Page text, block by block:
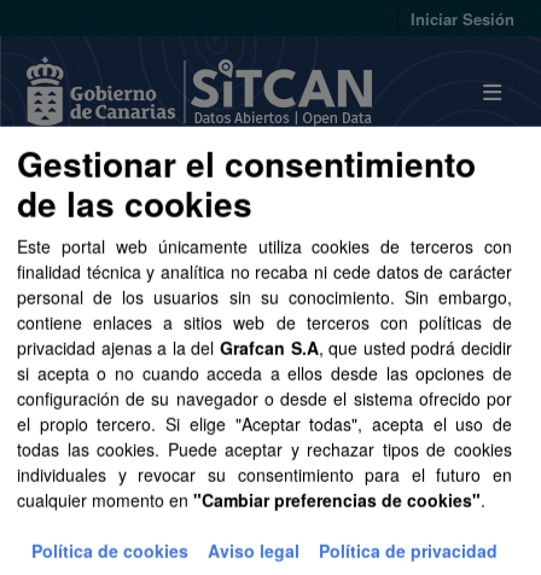
Iniciar Sesión
Conjuntos de datos
Ordenar por
1 conjunto de datos encontrado
Grupos: Sector público
Organizaciones:
SVG
Gestionar el consentimiento
de las cookies
Este portal web únicamente utiliza cookies de terceros con
finalidad técnica y analítica no recaba ni cede datos de carácter
personal de los usuarios sin su conocimiento. Sin embargo,
contiene enlaces a sitios web de terceros con políticas de
privacidad ajenas a la del Grafcan S.A, que usted podrá decidir
si acepta o no cuando acceda a ellos desde las opciones de
configuración de su navegador o desde el sistema ofrecido por
el propio tercero. Si elige "Aceptar todas", acepta el uso de
todas las cookies. Puede aceptar y rechazar tipos de cookies
individuales y revocar su consentimiento para el futuro en
cualquier momento en "Cambiar preferencias de cookies".
Política de cookies Aviso legal Política de privacidad